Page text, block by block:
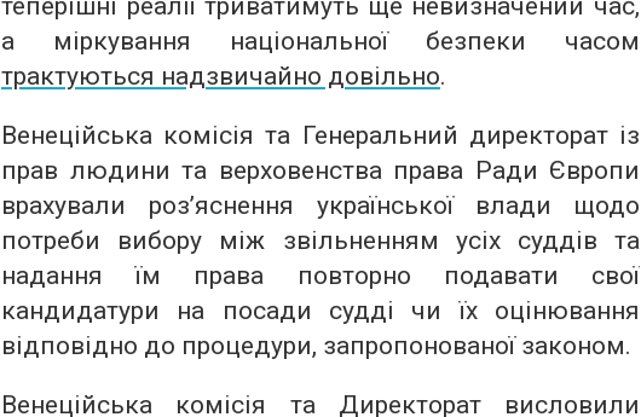
теперішні реалії триватимуть ще невизначений час,
а міркування національної безпеки часом
трактуються надзвичайно довільно.
Венеційська комісія та Генеральний директорат із
прав людини та верховенства права Ради Європи
врахували роз’яснення української влади щодо
потреби вибору між звільненням усіх суддів та
надання їм права повторно подавати свої
кандидатури на посади судді чи їх оцінювання
відповідно до процедури, запропонованої законом.
Венеційська комісія та Директорат висловили